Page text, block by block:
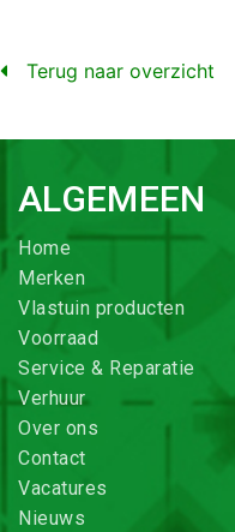
Terug naar overzicht
ALGEMEEN
Home
Merken
Vlastuin producten
Voorraad
Service & Reparatie
Verhuur
Over ons
Contact
Vacatures
Nieuws